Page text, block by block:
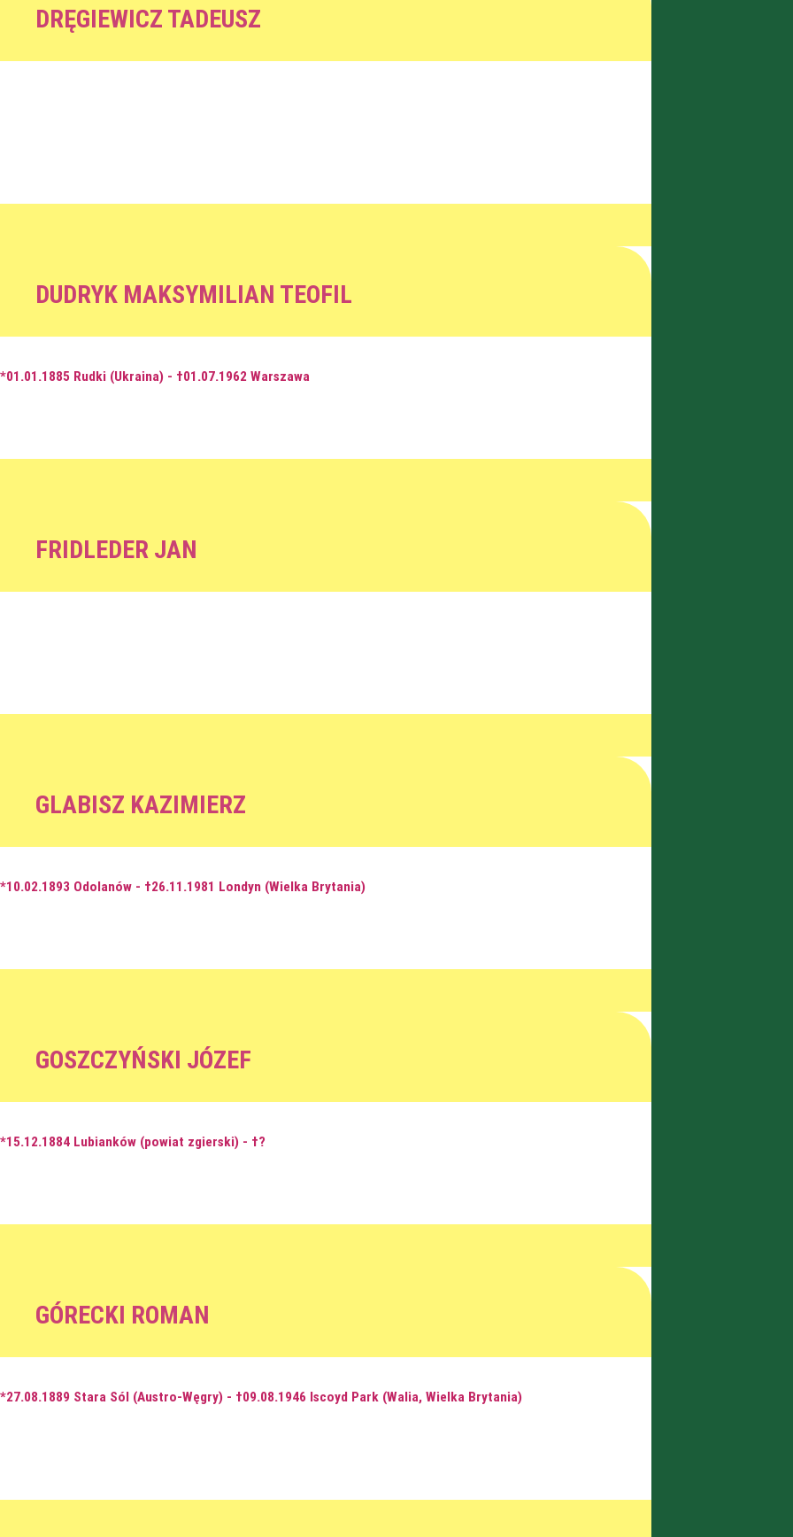
DRĘGIEWICZ TADEUSZ
DUDRYK MAKSYMILIAN TEOFIL
*01.01.1885 Rudki (Ukraina) - †01.07.1962 Warszawa
FRIDLEDER JAN
GLABISZ KAZIMIERZ
*10.02.1893 Odolanów - †26.11.1981 Londyn (Wielka Brytania)
GOSZCZYŃSKI JÓZEF
*15.12.1884 Lubianków (powiat zgierski) - †?
GÓRECKI ROMAN
*27.08.1889 Stara Sól (Austro-Węgry) - †09.08.1946 Iscoyd Park (Walia, Wielka Brytania)